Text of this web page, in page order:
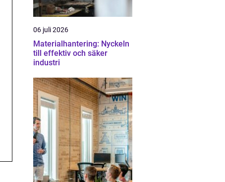
06 juli 2026
Materialhantering: Nyckeln
till effektiv och säker
industri